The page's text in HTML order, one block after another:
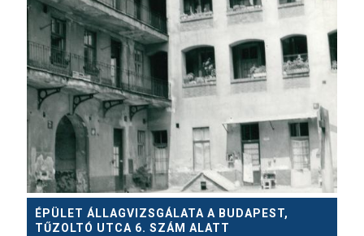
ÉPÜLET ÁLLAGVIZSGÁLATA A BUDAPEST,
TŰZOLTÓ UTCA 6. SZÁM ALATT